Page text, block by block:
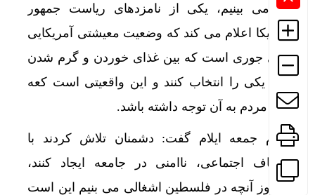
را می بینیم، یکی از نامزدهای ریاست جمهور
آمریکا اعلام می کند که وضعیت معیشتی آمریکایی
های جوری است که بین غذای خوردن و گرم شدن
باید یکی را انتخاب کنند و این واقعیتی است کعه
باید مردم به آن توجه داشته باشد.
امام جمعه ایلام گفت: دشمنان تلاش کردند با
شکاف اجتماعی، ناامنی در جامعه ایجاد کنند،
امروز آنچه در فلسطین اشغالی می بنیم این است